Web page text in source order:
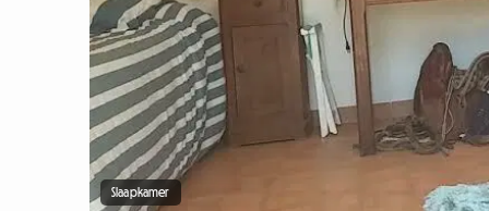
Slaapkamer